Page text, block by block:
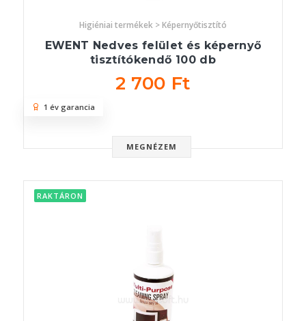
Higiéniai termékek > Képernyőtisztító
EWENT Nedves felület és képernyő
tisztítókendő 100 db
2 700 Ft
MEGNÉZEM
1 év garancia
RAKTÁRON